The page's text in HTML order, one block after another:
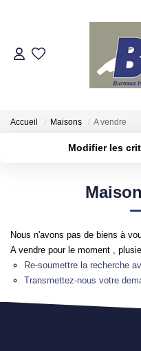
Nos
Accueil Maisons A vendre
Modifier les
Plus de critères
Nous n'avons pas de biens à
A vendre pour le moment ,
Re-soumettre la recherche
Transmettez-nous votre